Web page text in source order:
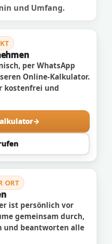
und Umfang.
per WhatsApp
Online-Kalkulator.
kostenfrei und
ORT
ist persönlich vor
gemeinsam durch,
und beantworten alle